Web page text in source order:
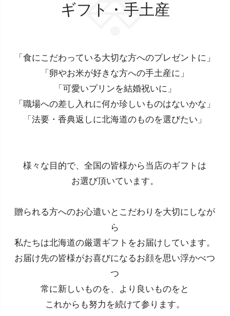
ギフト・手土産
「食にこだわっている大切な方へのプレゼントに」
「卵やお米が好きな方への手土産に」
「可愛いプリンを結婚祝いに」
「職場への差し入れに何か珍しいものはないかな」
「法要・香典返しに北海道のものを選びたい」
様々な目的で、全国の皆様から当店のギフトは
お選び頂いています。
贈られる方へのお心遣いとこだわりを大切にしなが
ら
私たちは北海道の厳選ギフトをお届けしています。
お届け先の皆様がお喜びになるお顔を思い浮かべつ
つ
常に新しいものを、より良いものをと
これからも努力を続けて参ります。